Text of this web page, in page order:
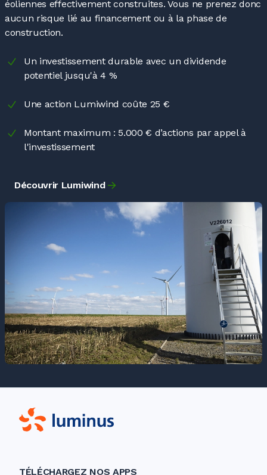
éoliennes effectivement construites. Vous ne prenez donc
aucun risque lié au financement ou à la phase de
construction.
Un investissement durable avec un dividende
potentiel jusqu'à 4 %
Une action Lumiwind coûte 25 €
Montant maximum : 5.000 € d’actions par appel à
l'investissement
Découvrir Lumiwind
TÉLÉCHARGEZ NOS APPS